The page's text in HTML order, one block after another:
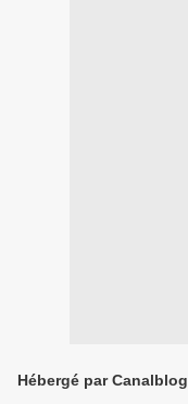
Hébergé par Canalblog